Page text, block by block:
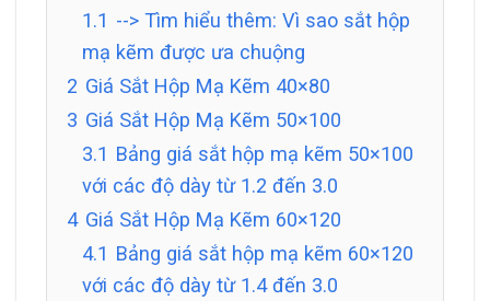
1.1 --> Tìm hiểu thêm: Vì sao sắt hộp
mạ kẽm được ưa chuộng
2 Giá Sắt Hộp Mạ Kẽm 40×80
3 Giá Sắt Hộp Mạ Kẽm 50×100
3.1 Bảng giá sắt hộp mạ kẽm 50×100
với các độ dày từ 1.2 đến 3.0
4 Giá Sắt Hộp Mạ Kẽm 60×120
4.1 Bảng giá sắt hộp mạ kẽm 60×120
với các độ dày từ 1.4 đến 3.0